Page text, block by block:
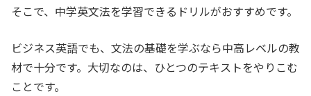
そこで、中学英文法を学習できるドリルがおすすめです。
ビジネス英語でも、文法の基礎を学ぶなら中高レベルの教
材で十分です。大切なのは、ひとつのテキストをやりこむ
ことです。